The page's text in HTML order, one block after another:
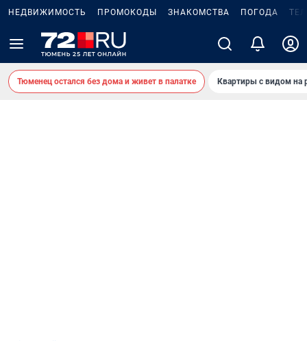
НЕДВИЖИМОСТЬ ПРОМОКОДЫ ЗНАКОМСТВА ПОГОДА
Тюменец остался без дома и живет в палатке Квартиры с видом на